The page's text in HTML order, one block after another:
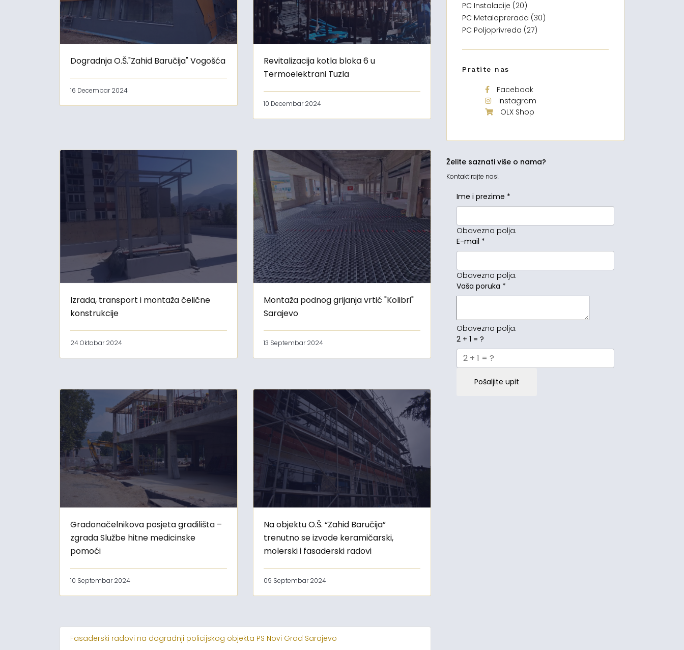
Dogradnja O.Š."Zahid Baručija" Vogošća
16 Decembar 2024
Revitalizacija kotla bloka 6 u
Termoelektrani Tuzla
10 Decembar 2024
Izrada, transport i montaža čelične
konstrukcije
24 Oktobar 2024
Montaža podnog grijanja vrtić "Kolibri"
Sarajevo
13 Septembar 2024
Gradonačelnikova posjeta gradilišta –
zgrada Službe hitne medicinske
pomoći
10 Septembar 2024
Na objektu O.Š. “Zahid Baručija”
trenutno se izvode keramičarski,
molerski i fasaderski radovi
09 Septembar 2024
Fasaderski radovi na dogradnji policijskog objekta PS Novi Grad Sarajevo
PC Instalacije (20)
PC Metaloprerada (30)
PC Poljoprivreda (27)
Pratite nas
Facebook
Instagram
OLX Shop
Želite saznati više o nama?
Kontaktirajte nas!
Ime i prezime *
Obavezna polja.
E-mail *
Obavezna polja.
Vaša poruka *
Obavezna polja.
2 + 1 = ?
Pošaljite upit